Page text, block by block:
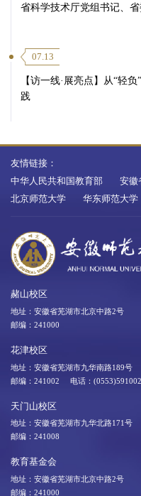
省科学技术厅党组书记、
07.13
【访一线·展亮点】从“轻
践
友情链接：
中华人民共和国教育部
安徽
北京师范大学
华东师范大学
赭山校区
地址：安徽省芜湖市北京中路2号
邮编：241000
花津校区
地址：安徽省芜湖市九华南路189号
邮编：241002 电话：
天门山校区
地址：安徽省芜湖市九华北路171号
邮编：241008
教育基金会
地址：安徽省芜湖市北京中路2号
邮编：241000